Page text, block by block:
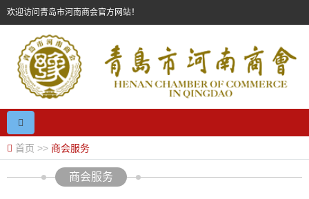
欢迎访问青岛市河南商会官方网站！
首页 >> 商会服务
商会服务